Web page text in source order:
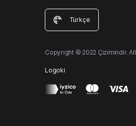
Türkçe
Copyright © 2022 Çizimindir.
Logoki